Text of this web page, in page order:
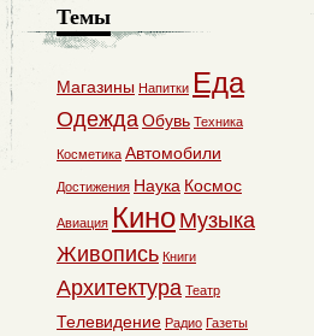
Темы
Магазины Напитки Еда
ОдеждаОбувь Техника
Косметика Автомобили
Достижения Наука Космос
Авиация Кино Музыка
Живопись Книги
Архитектура Театр
Телевидение Радио Газеты